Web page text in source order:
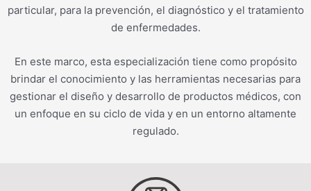
particular, para la prevención, el diagnóstico y el tratamiento
de enfermedades.
En este marco, esta especialización tiene como propósito
brindar el conocimiento y las herramientas necesarias para
gestionar el diseño y desarrollo de productos médicos, con
un enfoque en su ciclo de vida y en un entorno altamente
regulado.